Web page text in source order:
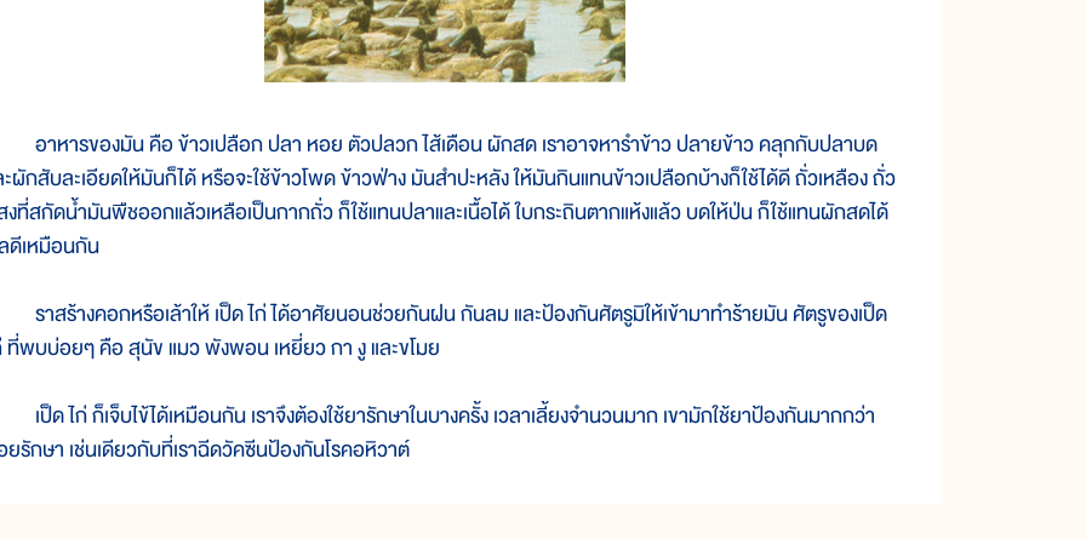
อาหารของมัน คือ ข้าวเปลือก ปลา หอย ตัวปลวก ไส้เดือน ผักสด เราอาจหารำข้าว ปลายข้าว คลุกกับปลาบด
ะผักสับละเอียดให้มันก็ได้ หรือจะใช้ข้าวโพด ข้าวฟ่าง มันสำปะหลัง ให้มันกินแทนข้าวเปลือกบ้างก็ใช้ได้ดี ถั่วเหลือง ถั่ว
ที่สกัดน้ำมันพืชออกแล้วเหลือเป็นกากถั่ว ก็ใช้แทนปลาและเนื้อได้ ใบกระถินตากแห้งแล้ว บดให้ป่น ก็ใช้แทนผักสดได้
ดีเหมือนกัน
ราสร้างคอกหรือเล้าให้ เป็ด ไก่ ได้อาศัยนอนช่วยกันฝน กันลม และป้องกันศัตรูมิให้เข้ามาทำร้ายมัน ศัตรูของเป็ด
ที่พบบ่อยๆ คือ สุนัข แมว พังพอน เหยี่ยว กา งู และขโมย
เป็ด ไก่ ก็เจ็บไข้ได้เหมือนกัน เราจึงต้องใช้ยารักษาในบางครั้ง เวลาเลี้ยงจำนวนมาก เขามักใช้ยาป้องกันมากกว่า
ยรักษา เช่นเดียวกับที่เราฉีดวัคซีนป้องกันโรคอหิวาต์